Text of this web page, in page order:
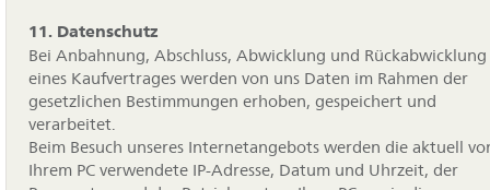
11. Datenschutz
Bei Anbahnung, Abschluss, Abwicklung und Rückabwicklung
eines Kaufvertrages werden von uns Daten im Rahmen der
gesetzlichen Bestimmungen erhoben, gespeichert und
verarbeitet.
Beim Besuch unseres Internetangebots werden die aktuell
Ihrem PC verwendete IP-Adresse, Datum und Uhrzeit, der